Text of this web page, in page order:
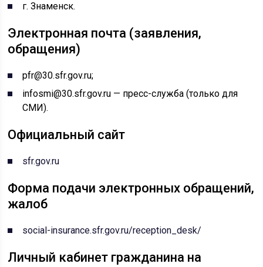
г. Знаменск.
Электронная почта (заявления,
обращения)
pfr@30.sfr.gov.ru;
infosmi@30.sfr.gov.ru — пресс-служба (только для
СМИ).
Официальный сайт
sfr.gov.ru
Форма подачи электронных обращений,
жалоб
social-insurance.sfr.gov.ru/reception_desk/
Личный кабинет гражданина на